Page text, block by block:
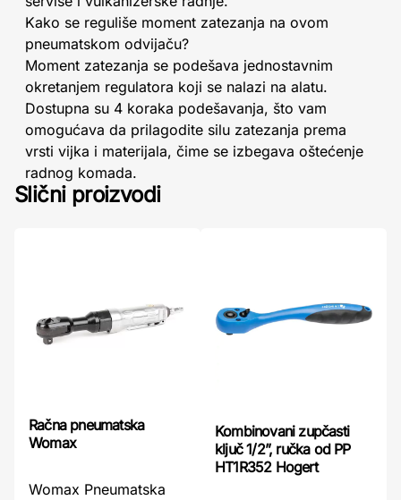
Kako se reguliše moment zatezanja na ovom
pneumatskom odvijaču?
Moment zatezanja se podešava jednostavnim
okretanjem regulatora koji se nalazi na alatu.
Dostupna su 4 koraka podešavanja, što vam
omogućava da prilagodite silu zatezanja prema
vrsti vijka i materijala, čime se izbegava oštećenje
radnog komada.
Slični proizvodi
Račna pneumatska
Womax
Womax Pneumatska
Kombinovani zupčasti
ključ 1/2”, ručka od PP
HT1R352 Hogert